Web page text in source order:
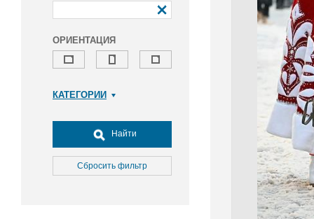
ОРИЕНТАЦИЯ
КАТЕГОРИИ
Досуг, туризм и отдых
Культура
Медицина
Найти
Сбросить фильтр